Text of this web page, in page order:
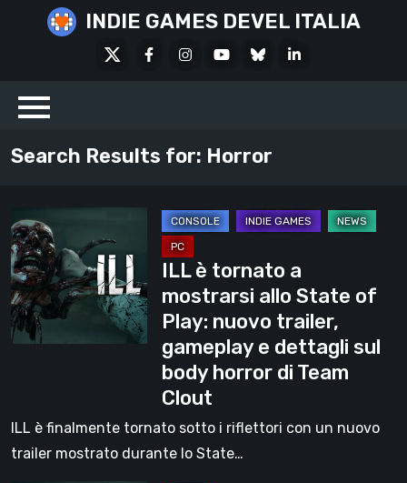
INDIE GAMES DEVEL ITALIA
FacebookInstagramYoutubeBlueskyLinkedIn
Search Results for: Horror
ILL
è
tornato
a
mostrarsi
allo
Play:
nuovo
ILL è tornato a
mostrarsi allo State of
Play: nuovo trailer,
gameplay e dettagli sul
body horror di Team
Clout
ILL è finalmente tornato sotto i riflettori con un nuovo
trailer mostrato durante lo State…